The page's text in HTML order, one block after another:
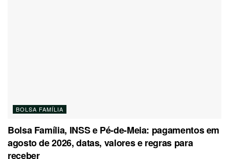
BOLSA FAMÍLIA
Bolsa Família, INSS e Pé-de-Meia: pagamentos em
agosto de 2026, datas, valores e regras para
receber